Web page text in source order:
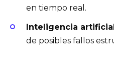
en tiempo real.
Inteligencia
de posibles fallos